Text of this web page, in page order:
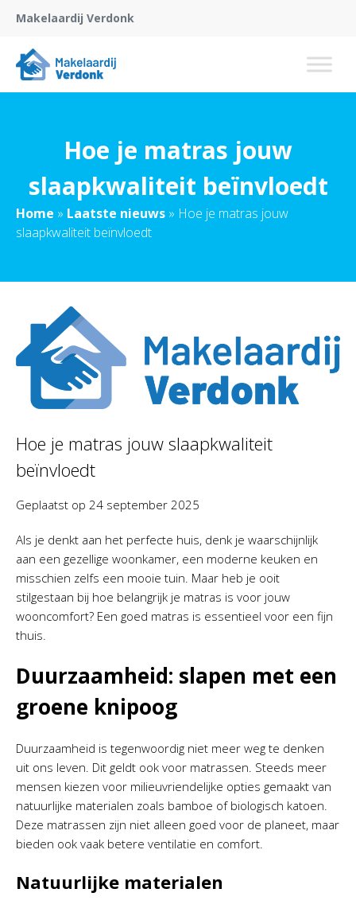
Makelaardij Verdonk
Hoe je matras jouw
slaapkwaliteit beïnvloedt
Home » Laatste nieuws » Hoe je matras jouw
slaapkwaliteit beïnvloedt
Hoe je matras jouw slaapkwaliteit
beïnvloedt
Geplaatst op 24 september 2025
Als je denkt aan het perfecte huis, denk je waarschijnlijk
aan een gezellige woonkamer, een moderne keuken en
misschien zelfs een mooie tuin. Maar heb je ooit
stilgestaan bij hoe belangrijk je matras is voor jouw
wooncomfort? Een goed matras is essentieel voor een fijn
thuis.
Duurzaamheid: slapen met een
groene knipoog
Duurzaamheid is tegenwoordig niet meer weg te denken
uit ons leven. Dit geldt ook voor matrassen. Steeds meer
mensen kiezen voor milieuvriendelijke opties gemaakt van
natuurlijke materialen zoals bamboe of biologisch katoen.
Deze matrassen zijn niet alleen goed voor de planeet, maar
bieden ook vaak betere ventilatie en comfort.
Natuurlijke materialen